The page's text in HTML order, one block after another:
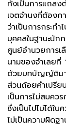
ทั้งเป็นการแถล
เจตจำนงที่ต้อง
ว่าเป็นการกระท
บุคคลในฐานะนัก
ศูนย์อำนวยการ
นามของจำเลย
ด้วยบทบัญญัติม
ส่วนถ้อยคำเปรี
เป็นการไม่สมค
ซึ่งเป็นไปไม่ได้ใ
ไม่เป็นความผิดฐ